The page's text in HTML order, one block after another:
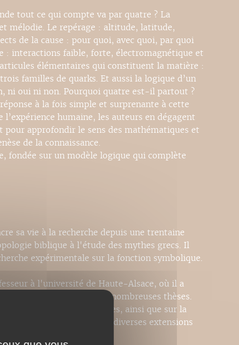
tout ce qui compte va par quatre ? La
mélodie. Le repérage : altitude, latitude,
de la cause : pour quoi, avec quoi, par quoi
: interactions faible, forte, électromagnétique et
élémentaires qui constituent la matière :
familles de quarks. Et aussi la logique d’un
ni oui ni non. Pourquoi quatre est-il partout ?
à la fois simple et surprenante à cette
humaine, les auteurs en dégagent
pour approfondir le sens des mathématiques et
de la connaissance.
fondée sur un modèle logique qui complète
sa vie à la recherche depuis une trentaine
biblique à l'étude des mythes grecs. Il
expérimentale sur la fonction symbolique.
à l'université de Haute-Alsace, où il a
et dirigé de nombreuses thèses.
la géométrie différentielles, ainsi que sur la
et à l'enseignement de diverses extensions